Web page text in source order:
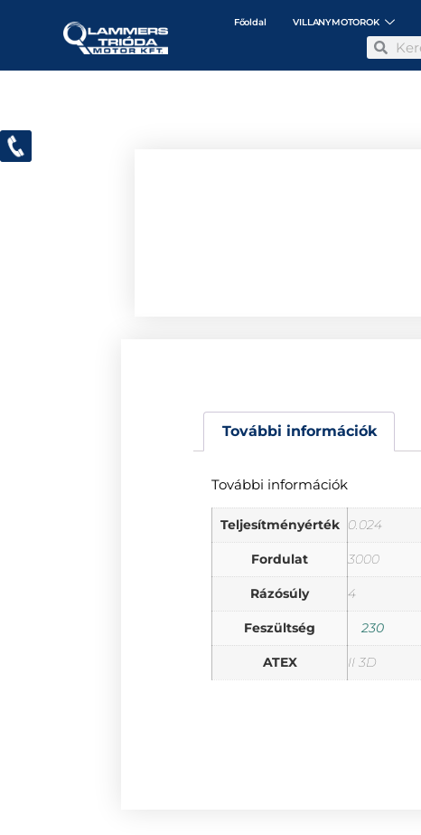
Főoldal VILLANYMOTOROK
További információk
További információk
Teljesítményérték 0.024
Fordulat 3000
Rázósúly 4
Feszültség 230
ATEX II 3D